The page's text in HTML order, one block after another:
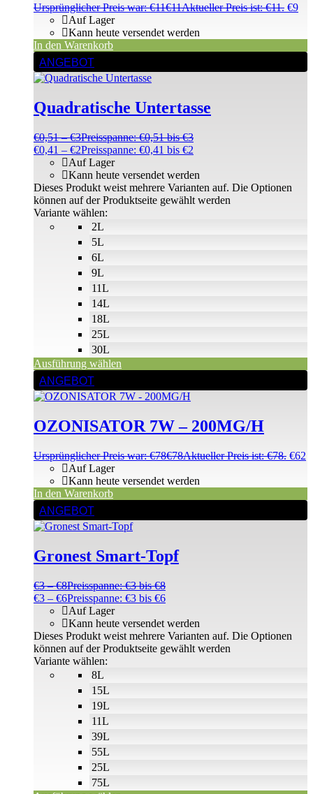
Ursprünglicher Preis war: €11€11Aktueller Preis ist: €11. €9
Auf Lager
Kann heute versendet werden
In den Warenkorb
ANGEBOT
Quadratische Untertasse
€0,51 –€3Preisspanne: €0,51 bis €3
€0,41 – €2Preisspanne: €0,41 bis €2
2L
5L
6L
9L
11L
14L
18L
25L
30L
Auf Lager
Kann heute versendet werden
Variante wählen:
Ausführung wählen
Dieses Produkt weist mehrere Varianten auf. Die Optionen
können auf der Produktseite gewählt werden
ANGEBOT
OZONISATOR 7W – 200MG/H
Ursprünglicher Preis war: €78€78Aktueller Preis ist: €78. €62
Auf Lager
Kann heute versendet werden
In den Warenkorb
ANGEBOT
Gronest Smart-Topf
€3 –€8Preisspanne: €3 bis €8
€3 – €6Preisspanne: €3 bis €6
8L
15L
19L
11L
39L
55L
25L
75L
Auf Lager
Kann heute versendet werden
Variante wählen:
Dieses Produkt weist mehrere Varianten auf. Die Optionen
können auf der Produktseite gewählt werden